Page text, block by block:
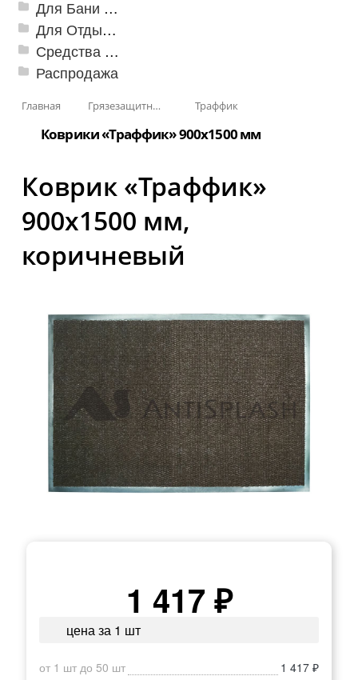
Для Бани и Сауны
Для Отдыха и Пикника
Средства от насекомых и садовых вредителей
Распродажа
Главная Грязезащитные, влаговпитывающие покрытия Траффик
Коврики «Траффик» 900x1500 мм
Коврик «Траффик»
900x1500 мм,
коричневый
1 417 ₽
цена за 1 шт
от 1 шт до 50 шт
1 417 ₽